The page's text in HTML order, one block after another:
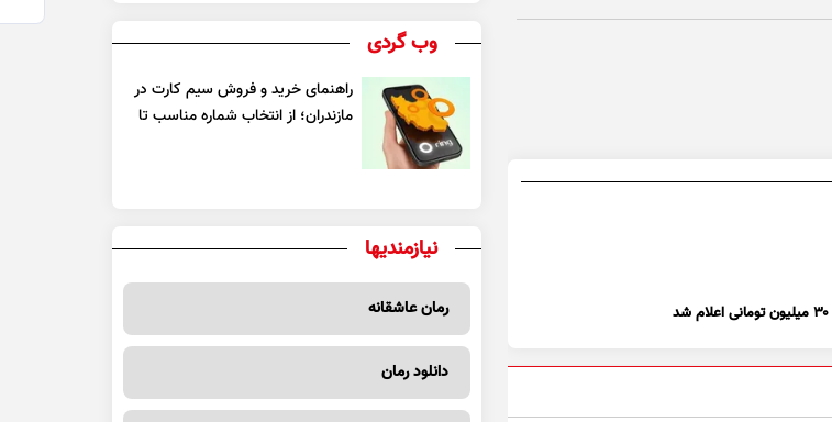
وب گردی
راهنمای خرید و فروش سیم کارت در
مازندران؛ از انتخاب شماره مناسب تا
نیازمندیها
رمان عاشقانه
دانلود رمان